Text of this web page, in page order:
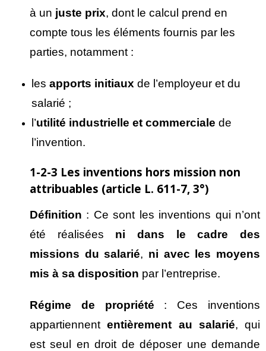
à un juste prix, dont le calcul prend en
compte tous les éléments fournis par les
parties, notamment :
les apports initiaux de l’employeur et du
salarié ;
l’utilité industrielle et commerciale de
l’invention.
1-2-3 Les inventions hors mission non
attribuables (article L. 611-7, 3°)
Définition : Ce sont les inventions qui n’ont
été réalisées ni dans le cadre des
missions du salarié, ni avec les moyens
mis à sa disposition par l’entreprise.
Régime de propriété : Ces inventions
appartiennententièrement au salarié, qui
est seul en droit de déposer une demande